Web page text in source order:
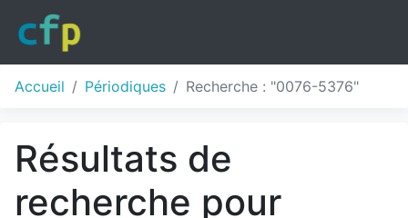
Accueil Périodiques Recherche : "0076-5376"
Résultats de
recherche pour